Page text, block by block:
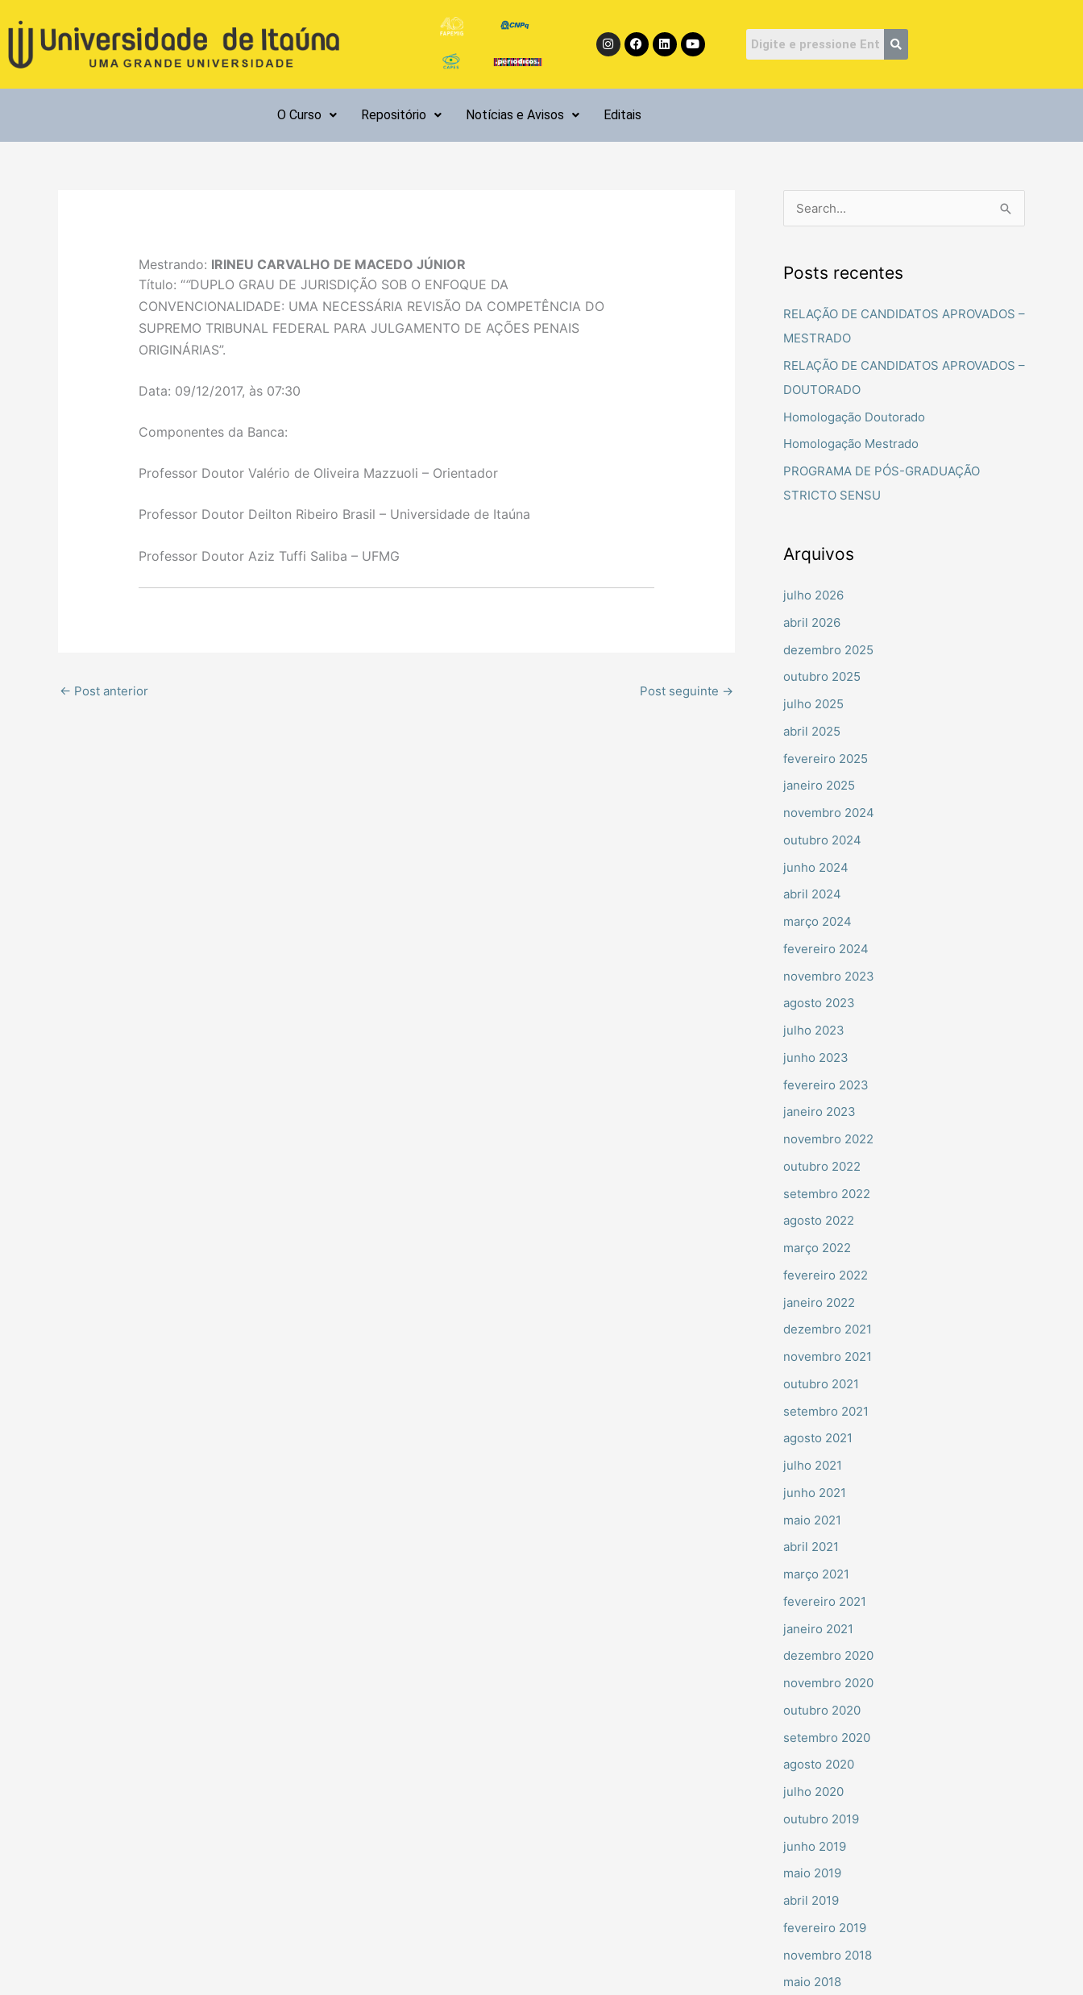
para
InstagramFacebook
LinkedinYoutube
O Curso Repositório Notícias e Avisos Editais
Mestrando: IRINEU CARVALHO DE MACEDO JÚNIOR
Título: ““DUPLO GRAU DE JURISDIÇÃO SOB O ENFOQUE DA
CONVENCIONALIDADE: UMA NECESSÁRIA REVISÃO DA COMPETÊNCIA DO
SUPREMO TRIBUNAL FEDERAL PARA JULGAMENTO DE AÇÕES PENAIS
ORIGINÁRIAS”.
Data: 09/12/2017, às 07:30
Componentes da Banca:
Professor DoutorValério de Oliveira Mazzuoli – Orientador
Professor Doutor Deilton Ribeiro Brasil – Universidade de Itaúna
Professor DoutorAziz Tuffi Saliba – UFMG
← Post anterior Post seguinte →
q
u
i
o
r
:
Posts recentes
RELAÇÃO DE CANDIDATOS APROVADOS –
MESTRADO
RELAÇÃO DE CANDIDATOS APROVADOS –
DOUTORADO
Homologação Doutorado
Homologação Mestrado
PROGRAMA DE PÓS-GRADUAÇÃO
STRICTO SENSU
Arquivos
julho 2026
abril 2026
dezembro 2025
outubro 2025
julho 2025
abril 2025
fevereiro 2025
janeiro 2025
novembro 2024
outubro 2024
junho 2024
abril 2024
março 2024
fevereiro 2024
novembro 2023
agosto 2023
julho 2023
junho 2023
fevereiro 2023
janeiro 2023
novembro 2022
outubro 2022
setembro 2022
agosto 2022
março 2022
fevereiro 2022
janeiro 2022
dezembro 2021
novembro 2021
outubro 2021
setembro 2021
agosto 2021
julho 2021
junho 2021
maio 2021
abril 2021
março 2021
fevereiro 2021
janeiro 2021
dezembro 2020
novembro 2020
outubro 2020
setembro 2020
agosto 2020
julho 2020
outubro 2019
junho 2019
maio 2019
abril 2019
fevereiro 2019
novembro 2018
maio 2018